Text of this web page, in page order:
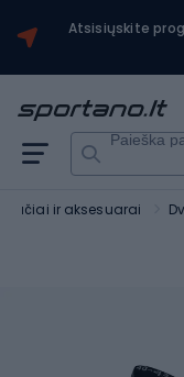
Atsisiųskite
Paieška
ir aksesuarai